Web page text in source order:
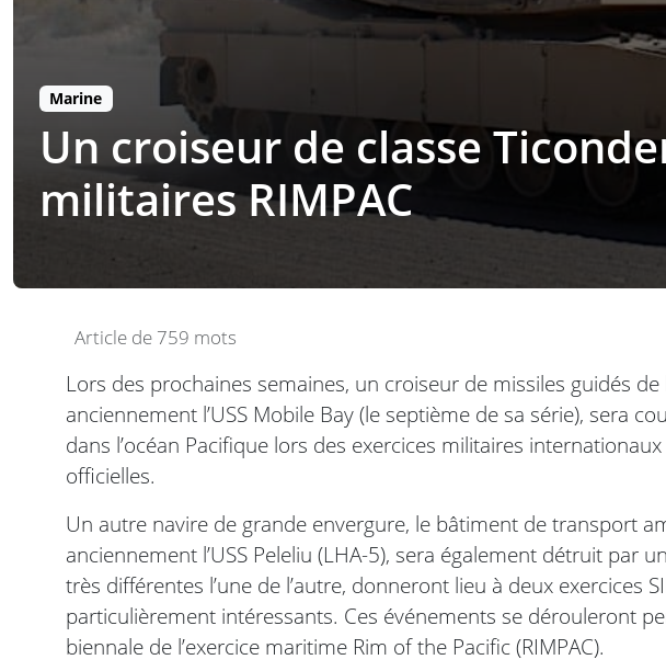
Marine
Un croiseur de classe
militaires RIMPAC
Article de 759 mots
Lors des prochaines semaines, un croiseur de missiles guidés de
anciennement l’USS Mobile Bay (le septième de sa série), sera
dans l’océan Pacifique lors des exercices militaires
officielles.
Un autre navire de grande envergure, le bâtiment de transport
anciennement l’USS Peleliu (LHA-5), sera également détruit par
très différentes l’une de l’autre, donneront lieu à deux exercices
particulièrement intéressants. Ces événements se dérouleront
biennale de l’exercice maritime Rim of the Pacific (RIMPAC).